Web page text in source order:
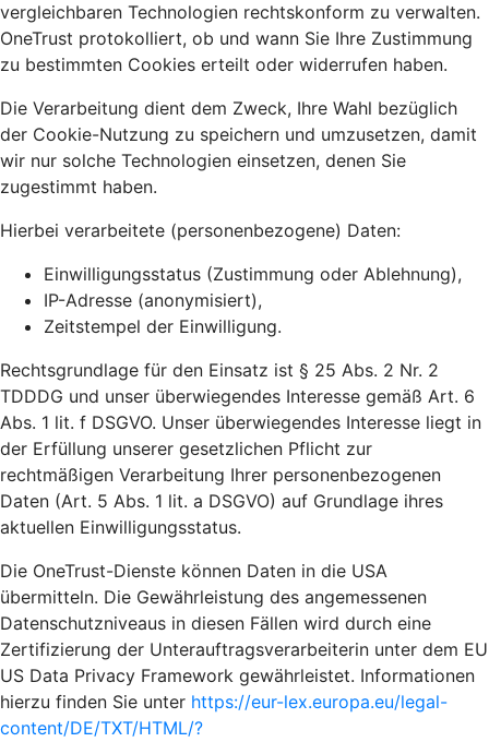
vergleichbaren Technologien rechtskonform zu verwalten.
OneTrust protokolliert, ob und wann Sie Ihre Zustimmung
zu bestimmten Cookies erteilt oder widerrufen haben.
Die Verarbeitung dient dem Zweck, Ihre Wahl bezüglich
der Cookie-Nutzung zu speichern und umzusetzen, damit
wir nur solche Technologien einsetzen, denen Sie
zugestimmt haben.
Hierbei verarbeitete (personenbezogene) Daten:
Einwilligungsstatus (Zustimmung oder Ablehnung),
IP-Adresse (anonymisiert),
Zeitstempel der Einwilligung.
Rechtsgrundlage für den Einsatz ist § 25 Abs. 2 Nr. 2
TDDDG und unser überwiegendes Interesse gemäß Art. 6
Abs. 1 lit. f DSGVO. Unser überwiegendes Interesse liegt in
der Erfüllung unserer gesetzlichen Pflicht zur
rechtmäßigen Verarbeitung Ihrer personenbezogenen
Daten (Art. 5 Abs. 1 lit. a DSGVO) auf Grundlage ihres
aktuellen Einwilligungsstatus.
Die OneTrust-Dienste können Daten in die USA
übermitteln. Die Gewährleistung des angemessenen
Datenschutzniveaus in diesen Fällen wird durch eine
Zertifizierung der Unterauftragsverarbeiterin unter dem EU
US Data Privacy Framework gewährleistet. Informationen
hierzu finden Sie unter https://eur-lex.europa.eu/legal-
content/DE/TXT/HTML/?